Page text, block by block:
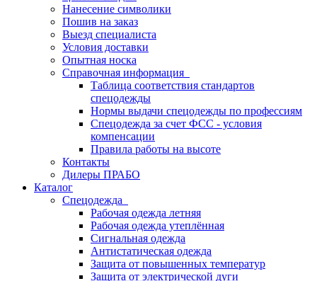
Нанесение символики
Пошив на заказ
Выезд специалиста
Условия доставки
Опытная носка
Справочная информация
Таблица соответствия стандартов
спецодежды
Нормы выдачи спецодежды по профессиям
Спецодежда за счет ФСС - условия
компенсации
Правила работы на высоте
Контакты
Дилеры ПРАБО
Каталог
Спецодежда
Рабочая одежда летняя
Рабочая одежда утеплённая
Сигнальная одежда
Антистатическая одежда
Защита от повышенных температур
Защита от электрической дуги